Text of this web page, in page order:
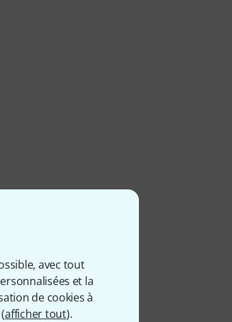
avec tout
et la
de cookies à
afficher tout).